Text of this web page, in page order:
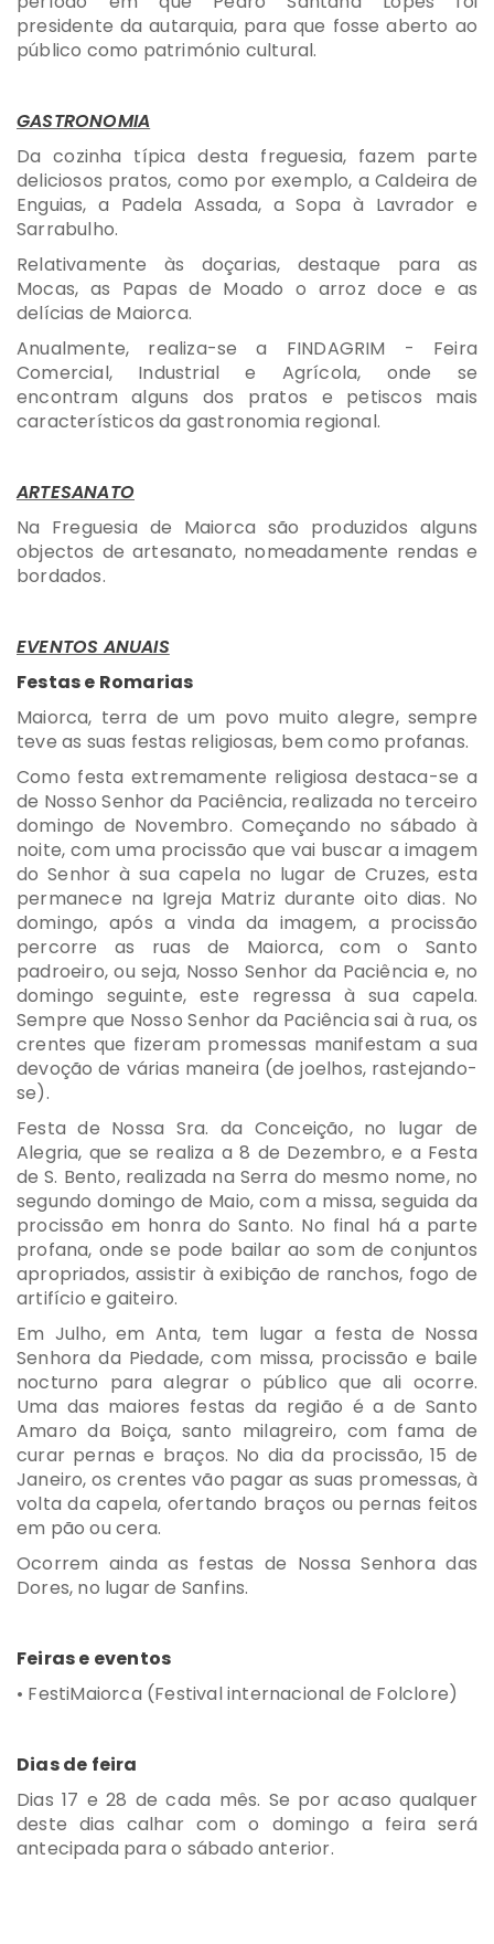
presidente da autarquia, para que fosse aberto ao
público como património cultural.
GASTRONOMIA
Da cozinha típica desta freguesia, fazem parte
deliciosos pratos, como por exemplo, a Caldeira de
Enguias, a Padela Assada, a Sopa à Lavrador e
Sarrabulho.
Relativamente às doçarias, destaque para as
Mocas, as Papas de Moado o arroz doce e as
delícias de Maiorca.
Anualmente, realiza-se a FINDAGRIM - Feira
Comercial, Industrial e Agrícola, onde se
encontram alguns dos pratos e petiscos mais
característicos da gastronomia regional.
ARTESANATO
Na Freguesia de Maiorca são produzidos alguns
objectos de artesanato, nomeadamente rendas e
bordados.
EVENTOS ANUAIS
Festas e Romarias
Maiorca, terra de um povo muito alegre, sempre
teve as suas festas religiosas, bem como profanas.
Como festa extremamente religiosa destaca-se a
de Nosso Senhor da Paciência, realizada no terceiro
domingo de Novembro. Começando no sábado à
noite, com uma procissão que vai buscar a imagem
do Senhor à sua capela no lugar de Cruzes, esta
permanece na Igreja Matriz durante oito dias. No
domingo, após a vinda da imagem, a procissão
percorre as ruas de Maiorca, com o Santo
padroeiro, ou seja, Nosso Senhor da Paciência e, no
domingo seguinte, este regressa à sua capela.
Sempre que Nosso Senhor da Paciência sai à rua, os
crentes que fizeram promessas manifestam a sua
devoção de várias maneira (de joelhos, rastejando-
se).
Festa de Nossa Sra. da Conceição, no lugar de
Alegria, que se realiza a 8 de Dezembro, e a Festa
de S. Bento, realizada na Serra do mesmo nome, no
segundo domingo de Maio, com a missa, seguida da
procissão em honra do Santo. No final há a parte
profana, onde se pode bailar ao som de conjuntos
apropriados, assistir à exibição de ranchos, fogo de
artifício e gaiteiro.
Em Julho, em Anta, tem lugar a festa de Nossa
Senhora da Piedade, com missa, procissão e baile
nocturno para alegrar o público que ali ocorre.
Uma das maiores festas da região é a de Santo
Amaro da Boiça, santo milagreiro, com fama de
curar pernas e braços. No dia da procissão, 15 de
Janeiro, os crentes vão pagar as suas promessas, à
volta da capela, ofertando braços ou pernas feitos
em pão ou cera.
Ocorrem ainda as festas de Nossa Senhora das
Dores, no lugar de Sanfins.
Feiras e eventos
• FestiMaiorca (Festival internacional de Folclore)
Dias de feira
Dias 17 e 28 de cada mês. Se por acaso qualquer
deste dias calhar com o domingo a feira será
antecipada para o sábado anterior.